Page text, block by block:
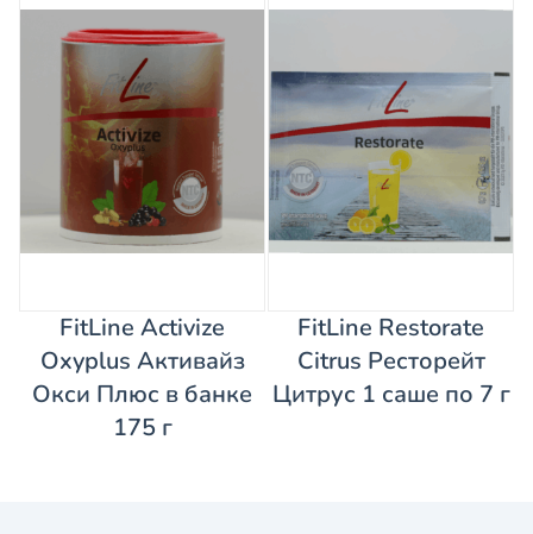
FitLine Activize
Oxyplus Активайз
Окси Плюс в банке
175 г
FitLine Restorate
Citrus Ресторейт
Цитрус 1 саше по 7 г